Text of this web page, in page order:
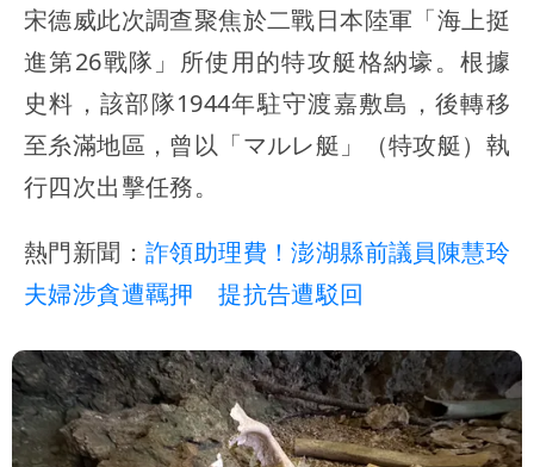
宋德威此次調查聚焦於二戰日本陸軍「海上挺
進第26戰隊」所使用的特攻艇格納壕。根據
史料，該部隊1944年駐守渡嘉敷島，後轉移
至糸滿地區，曾以「マルレ艇」（特攻艇）執
行四次出擊任務。
熱門新聞： 詐領助理費！澎湖縣前議員陳慧玲
夫婦涉貪遭羈押 提抗告遭駁回